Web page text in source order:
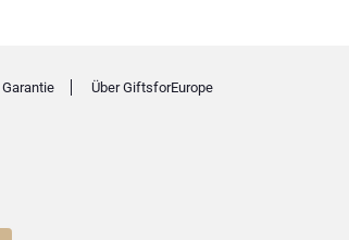
Über GiftsforEurope